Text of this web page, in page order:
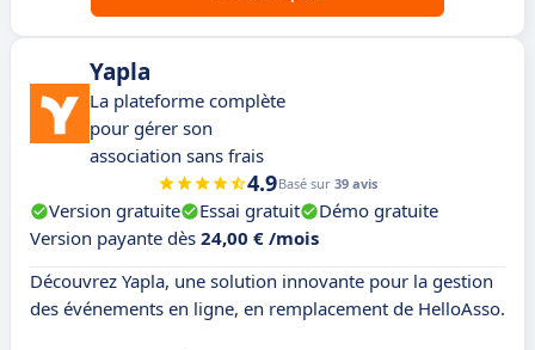
Yapla
La plateforme complète
pour gérer son
association sans frais
4.9Basé sur 39 avis
Version gratuite Essai gratuit
Démo gratuite
Version payante dès 24,00 € /mois
Découvrez Yapla, une solution innovante pour la gestion
des événements en ligne, en remplacement de HelloAsso.